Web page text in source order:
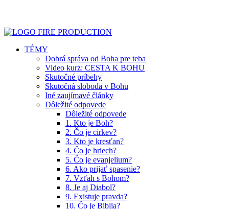
TÉMY
Dobrá správa od Boha pre teba
Video kurz: CESTA K BOHU
Skutočné príbehy
Skutočná sloboda v Bohu
Iné zaujímavé články
Dôležité odpovede
Dôležité odpovede
1. Kto je Boh?
2. Čo je cirkev?
3. Kto je kresťan?
4. Čo je hriech?
5. Čo je evanjelium?
6. Ako prijať spasenie?
7. Vzťah s Bohom?
8. Je aj Diabol?
9. Existuje pravda?
10. Čo je Biblia?